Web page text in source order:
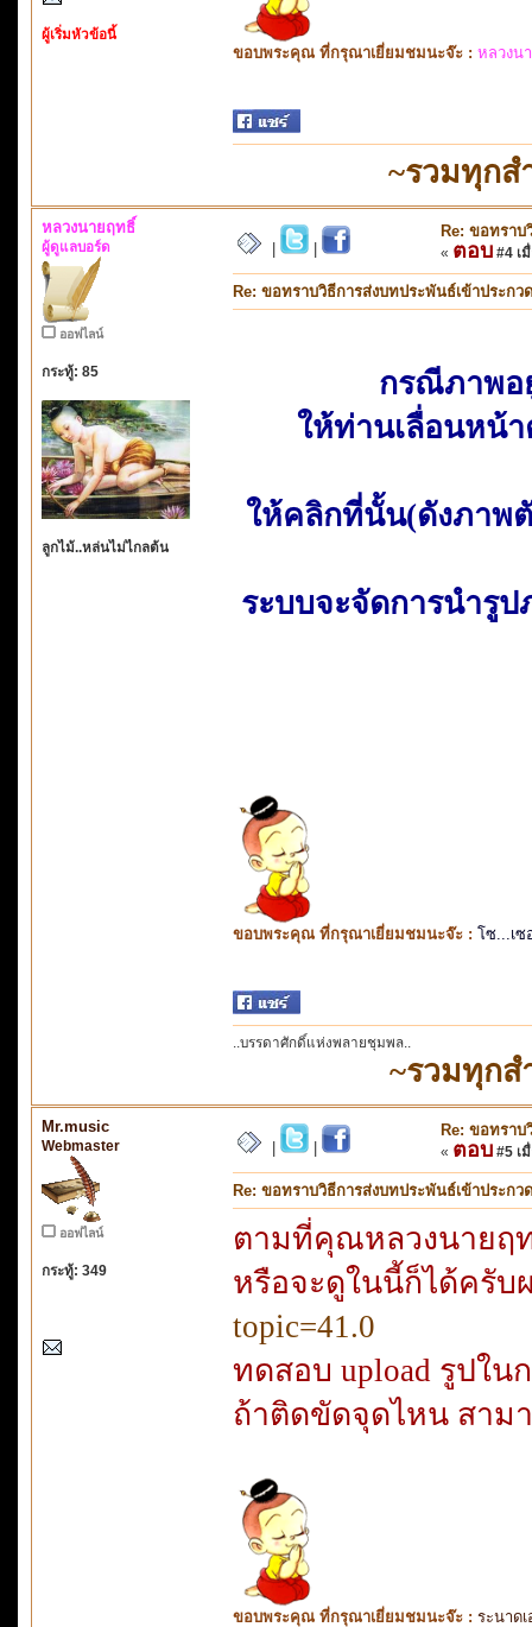
ผู้เริ่มหัวข้อนี้
ขอบพระคุณ ที่กรุณาเยี่ยมชมนะจ๊ะ : หลวงน
~รวมทุก
หลวงนายฤทธิ์
ผู้ดูแลบอร์ด
ออฟไลน์
กระทู้: 85
ลูกไม้..หล่นไม่ไกลต้น
Re: ขอทราบ
« ตอบ #4 เ
Re: ขอทราบวิธีการส่งบทประพันธ์เข้าประกวด
กรณีภาพอ
ให้ท่านเลื่อนหน้า
ให้คลิกที่นั้น(ดังภาพ
ระบบจะจัดการนำรู
ขอบพระคุณ ที่กรุณาเยี่ยมชมนะจ๊ะ : โซ...เซ
..บรรดาศักดิ์แห่งพลายชุมพล..
~รวมทุก
Mr.music
Webmaster
ออฟไลน์
กระทู้: 349
Re: ขอทราบ
« ตอบ #5 เ
Re: ขอทราบวิธีการส่งบทประพันธ์เข้าประกวด
ตามที่คุณหลวงนายฤ
หรือจะดูในนี้ก็ได้ครั
topic=41.0
ทดสอบ upload รูปใน
ถ้าติดขัดจุดไหน สาม
ขอบพระคุณ ที่กรุณาเยี่ยมชมนะจ๊ะ : ระนาดเ